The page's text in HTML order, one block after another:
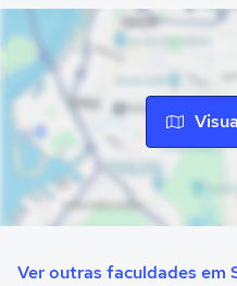
Ver outras faculdades em